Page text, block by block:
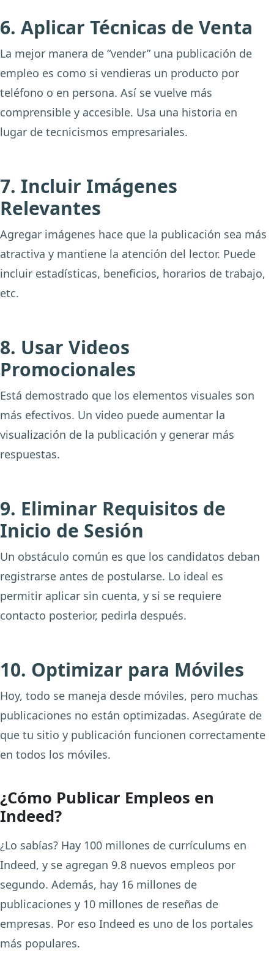
6. Aplicar Técnicas de Venta
La mejor manera de “vender” una publicación de
empleo es como si vendieras un producto por
teléfono o en persona. Así se vuelve más
comprensible y accesible. Usa una historia en
lugar de tecnicismos empresariales.
7. Incluir Imágenes
Relevantes
Agregar imágenes hace que la publicación sea más
atractiva y mantiene la atención del lector. Puede
incluir estadísticas, beneficios, horarios de trabajo,
etc.
8. Usar Videos
Promocionales
Está demostrado que los elementos visuales son
más efectivos. Un video puede aumentar la
visualización de la publicación y generar más
respuestas.
9. Eliminar Requisitos de
Inicio de Sesión
Un obstáculo común es que los candidatos deban
registrarse antes de postularse. Lo ideal es
permitir aplicar sin cuenta, y si se requiere
contacto posterior, pedirla después.
10. Optimizar para Móviles
Hoy, todo se maneja desde móviles, pero muchas
publicaciones no están optimizadas. Asegúrate de
que tu sitio y publicación funcionen correctamente
en todos los móviles.
¿Cómo Publicar Empleos en
Indeed?
¿Lo sabías? Hay 100 millones de currículums en
Indeed, y se agregan 9.8 nuevos empleos por
segundo. Además, hay 16 millones de
publicaciones y 10 millones de reseñas de
empresas. Por eso Indeed es uno de los portales
más populares.